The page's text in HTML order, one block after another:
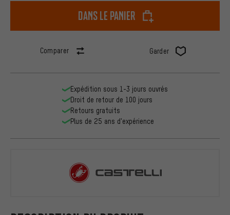
dans le panier
Comparer Garder
Expédition sous 1-3 jours ouvrés
Droit de retour de 100 jours
Retours gratuits
Plus de 25 ans d'expérience
Castelli